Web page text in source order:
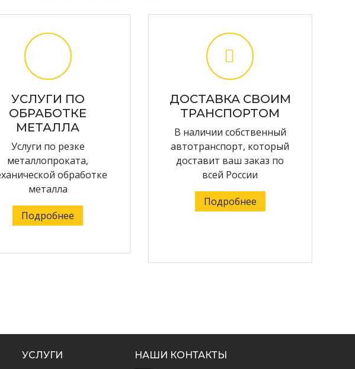
УСЛУГИ ПО
ОБРАБОТКЕ
МЕТАЛЛА
Услуги по резке
металлопроката,
обработке
металла
Подробнее
ДОСТАВКА СВОИМ
ТРАНСПОРТОМ
В наличии собственный
автотранспорт, который
доставит ваш заказ по
всей России
Подробнее
УСЛУГИ НАШИ КОНТАКТЫ